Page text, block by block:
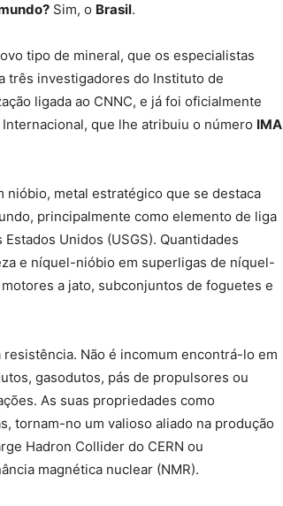
Sim, o Brasil.
tipo de mineral, que os especialistas
três investigadores do Instituto de
ligada ao CNNC, e já foi oficialmente
que lhe atribuiu o número IMA
metal estratégico que se destaca
principalmente como elemento de liga
Unidos (USGS). Quantidades
e níquel-nióbio em superligas de níquel-
a jato, subconjuntos de foguetes e
Não é incomum encontrá-lo em
gasodutos, pás de propulsores ou
As suas propriedades como
tornam-no um valioso aliado na produção
Hadron Collider do CERN ou
magnética nuclear (NMR).